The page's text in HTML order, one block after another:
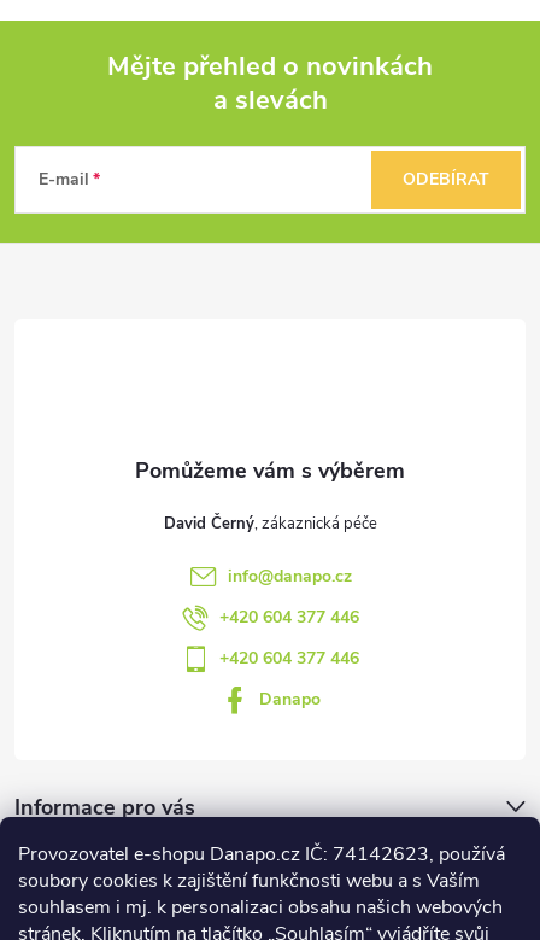
Provozovatel e-shopu Danapo.cz IČ: 74142623, používá
soubory cookies k zajištění funkčnosti webu a s Vaším
souhlasem i mj. k personalizaci obsahu našich webových
stránek. Kliknutím na tlačítko „Souhlasím“ vyjádříte svůj
p
Mějte přehled o novinkách
a slevách
E-mail ODEBÍRAT
David Černý
info@danapo.cz
+420 604 377 446
+420 604 377 446
Danapo
Informace pro vás
Dotazník